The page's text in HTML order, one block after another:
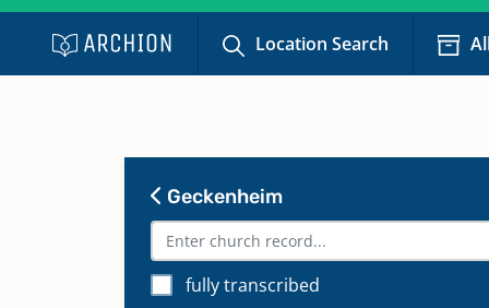
Location Search
Geckenheim
fully transcribed
Abendmahl 1867-1951
Keine verfügbaren Digitalisate
Alphabetisches Register zu
Trauungen, Bestattungen 1801-
Keine verfügbaren Digitalisate